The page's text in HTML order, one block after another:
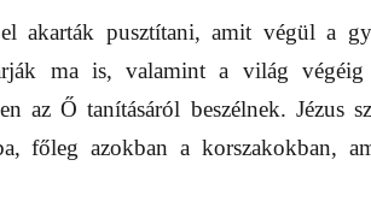
akarták pusztítani, amit végül a
ma is, valamint a világ
az Ő tanításáról beszélnek. Jézus
főleg azokban a korszakokban,